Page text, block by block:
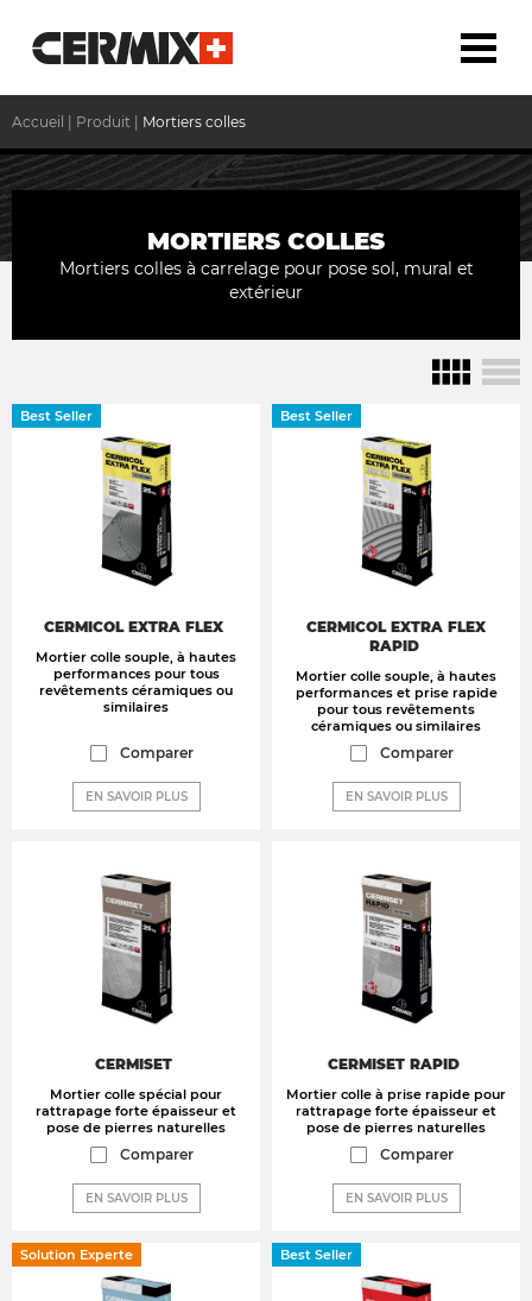
Accueil Produit Mortiers colles
MORTIERS COLLES
Mortiers colles à carrelage pour pose sol, mural et
extérieur
CERMICOL EXTRA FLEX
Best Seller
Mortier colle souple, à hautes
performances pour tous
revêtements céramiques ou
similaires
EN SAVOIR PLUS
Comparer
CERMICOL EXTRA FLEX
RAPID
Best Seller
Mortier colle souple, à hautes
performances et prise rapide
pour tous revêtements
céramiques ou similaires
EN SAVOIR PLUS
Comparer
CERMISET
Mortier colle spécial pour
rattrapage forte épaisseur et
pose de pierres naturelles
EN SAVOIR PLUS
Comparer
CERMISET RAPID
Mortier colle à prise rapide pour
rattrapage forte épaisseur et
pose de pierres naturelles
EN SAVOIR PLUS
Comparer
Solution Experte Best Seller